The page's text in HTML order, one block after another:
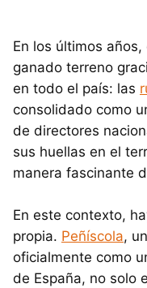
En los últimos
ganado terreno
en todo el país: las
consolidado como
de directores
sus huellas en el
manera fascinante
En este contexto,
propia. Peñíscola,
oficialmente como
de España, no solo